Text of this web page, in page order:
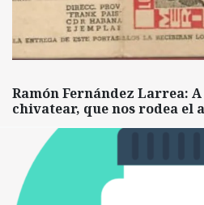
Ramón Fernández Larrea:
chivatear, que nos rodea el